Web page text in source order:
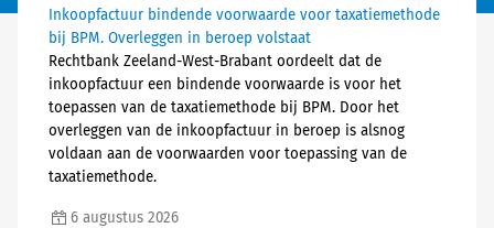
Inkoopfactuur bindende voorwaarde voor taxatiemethode
bij BPM. Overleggen in beroep volstaat
Rechtbank Zeeland-West-Brabant oordeelt dat de
inkoopfactuur een bindende voorwaarde is voor het
toepassen van de taxatiemethode bij BPM. Door het
overleggen van de inkoopfactuur in beroep is alsnog
voldaan aan de voorwaarden voor toepassing van de
taxatiemethode.
6 augustus 2026